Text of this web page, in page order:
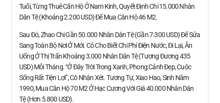
Tuổi, Từng Thuê Căn Hộ Ở Nam Kinh, Quyết Định Chi 15.000 Nhân
Dân Tệ (khoảng 2.200 USD) Để Mua Căn Hộ 46 M2.
Sau Đó, Zhao Chi Gần 50.000 Nhân Dân Tệ (gần 7.300 USD) Để Sửa
Sang Toàn Bộ Nơi Ở Mới. Cô Cho Biết Chi Phí Điện Nước, Đi Lại, Ăn
Uống Ở Thị Trấn Khoảng 3.000 Nhân Dân Tệ (tương Đương 435
USD) Mỗi Tháng. “Ở Đây Trời Trong Xanh, Phong Cảnh Đẹp, Cuộc
Sống Rất Tiện Lợi”, Cô Nhận Xét. Tương Tự, Xiao Hao, Sinh Năm
1990, Mua Căn Hộ 70 M2 Ở Hạc Cương Với Giá 40.000 Nhân Dân
Tệ (hơn 5.800 USD).